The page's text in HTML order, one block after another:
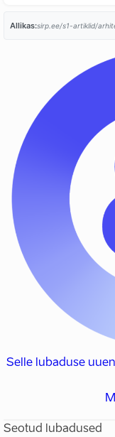
Allikas:sirp.ee/s1-artiklid/
Selle lubaduse
Seotud lubadused